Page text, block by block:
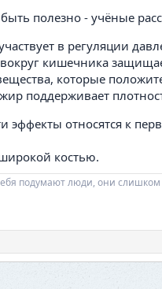
полезно - учёные
в регуляции
кишечника
которые
поддерживает
эффекты относятся к
костью.
подумают люди, они